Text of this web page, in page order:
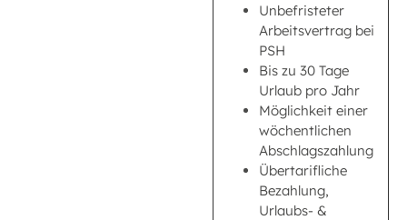
Unbefristeter
Arbeitsvertrag bei
PSH
Bis zu 30 Tage
Urlaub pro Jahr
Möglichkeit einer
wöchentlichen
Abschlagszahlung
Übertarifliche
Bezahlung,
Urlaubs- &